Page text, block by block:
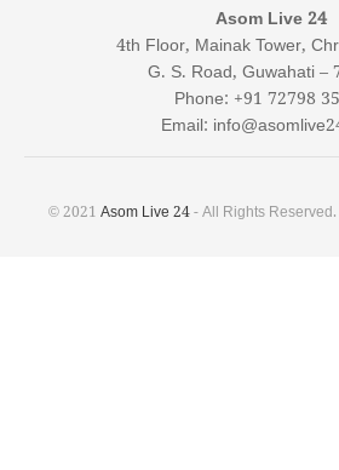
Asom Live 24
4th Floor, Mainak Tower,
G. S. Road, Guwahati –
Phone: +91 72798
Email:
© 2021 Asom Live 24- All Rights